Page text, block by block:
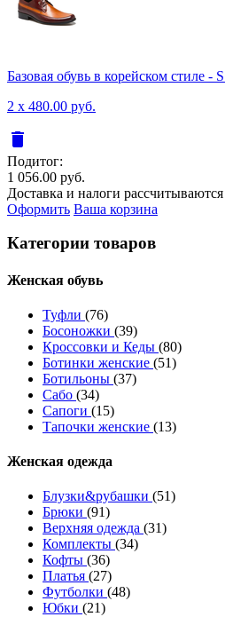
Базовая обувь в корейском стиле -
2 x 480.00 руб.
delete
Подитог:
1 056.00 руб.
Доставка и налоги
Оформить Ваша корзина
Категории товаров
Женcкая обувь
Туфли (76)
Босоножки (39)
Кроссовки и Кеды (80)
Ботинки женские (51)
Ботильоны (37)
Сабо (34)
Сапоги (15)
Тапочки женские (13)
Женская одежда
Блузки&рубашки (51)
Брюки (91)
Верхняя одежда (31)
Комплекты (34)
Кофты (36)
Платья (27)
Футболки (48)
Юбки (21)